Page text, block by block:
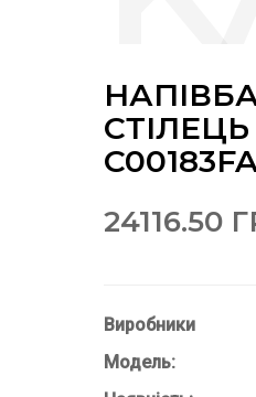
СТІЛЕЦЬ
24116.50
Виробники
Модель: